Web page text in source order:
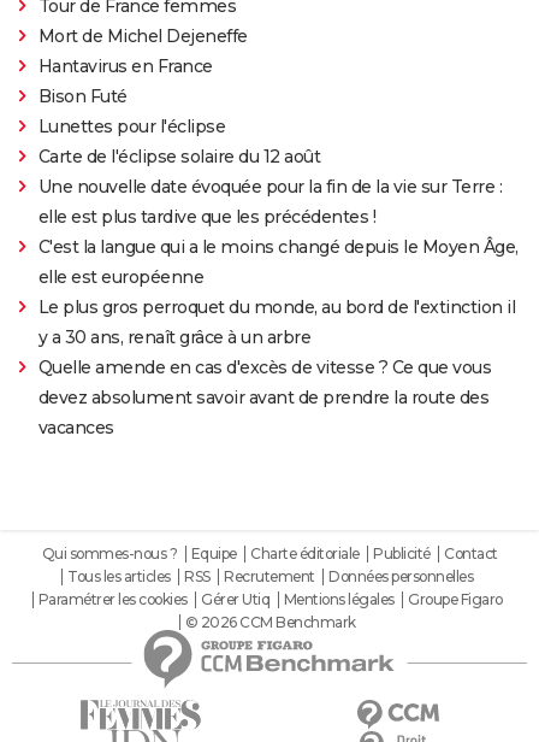
Tour de France femmes
Mort de Michel Dejeneffe
Hantavirus en France
Bison Futé
Lunettes pour l'éclipse
Carte de l'éclipse solaire du 12 août
Une nouvelle date évoquée pour la fin de la vie sur Terre :
elle est plus tardive que les précédentes !
C'est la langue qui a le moins changé depuis le Moyen Âge,
elle est européenne
Le plus gros perroquet du monde, au bord de l'extinction il
y a 30 ans, renaît grâce à un arbre
Quelle amende en cas d'excès de vitesse ? Ce que vous
devez absolument savoir avant de prendre la route des
vacances
Qui sommes-nous ? Equipe Charte éditoriale Publicité
Contact
Tous les articles
RSS Recrutement
Données personnelles
Paramétrer les cookies
Gérer Utiq Mentions légales
Groupe Figaro
© 2026 CCM Benchmark